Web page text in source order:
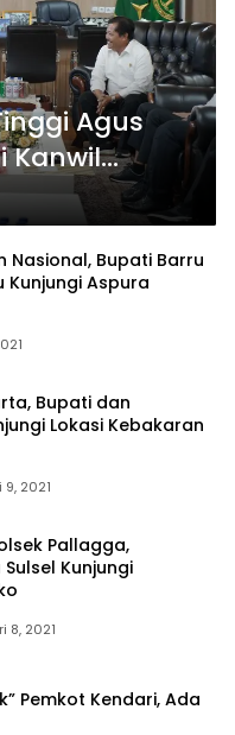
Agus
Kanwil
Nasional, Bupati Barru
Kunjungi Aspura
Bupati dan
Lokasi Kebakaran
9, 2021
Pallagga,
Kunjungi
8, 2021
Pemkot Kendari, Ada